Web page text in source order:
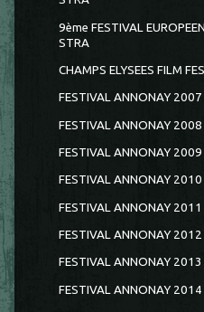
9ème FESTIVAL
STRA
CHAMPS ELYSEES FILM
FESTIVAL ANNONAY 2007
FESTIVAL ANNONAY 2008
FESTIVAL ANNONAY 2009
FESTIVAL ANNONAY 2010
FESTIVAL ANNONAY 2011
FESTIVAL ANNONAY 2012
FESTIVAL ANNONAY 2013
FESTIVAL ANNONAY 2014